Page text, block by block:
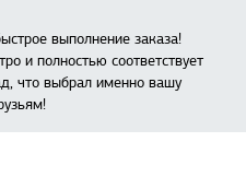
выполнение заказа!
и полностью соответствует
что выбрал именно вашу